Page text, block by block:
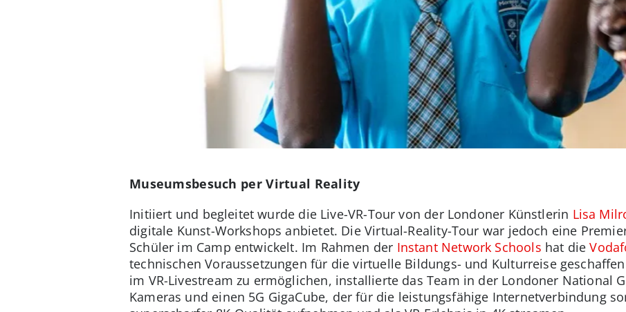
Museumsbesuch per Virtual Reality
Initiiert und begleitet wurde die Live-VR-Tour von der Londoner Künstlerin Lisa
digitale Kunst-Workshops anbietet. Die Virtual-Reality-Tour war jedoch eine
Schüler im Camp entwickelt. Im Rahmen der Instant Network Schools hat die
technischen Voraussetzungen für die virtuelle Bildungs- und Kulturreise
im VR-Livestream zu ermöglichen, installierte das Team in der Londoner National
Kameras und einen 5G GigaCube, der für die leistungsfähige Internetverbindung